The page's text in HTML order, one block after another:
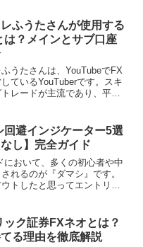
ピングで資金を溶かす理由
は、下記のような内...
ふうたさんが使用する
は？メインとサブ口座
うたさんは、YouTubeでFX
ているYouTuberです。スキ
レードが主流であり、平日
始める方、ふうたさんの真似
回避インジケーター5選
なし】完全ガイド
において、多くの初心者や中
れるのが『ダマシ』です。
トしたと思ってエントリー
は」と感じてしまう方も少
ん。しかし...
ック証券FXネオとは？
る理由を徹底解説